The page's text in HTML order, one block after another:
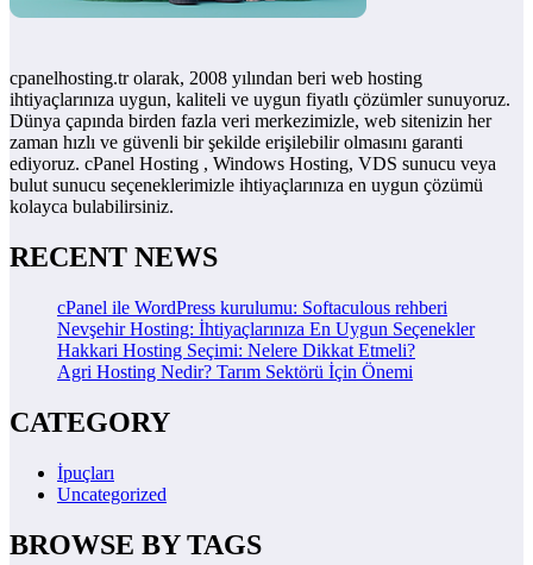
cpanelhosting.tr olarak, 2008 yılından beri web hosting
ihtiyaçlarınıza uygun, kaliteli ve uygun fiyatlı çözümler sunuyoruz.
Dünya çapında birden fazla veri merkezimizle, web sitenizin her
zaman hızlı ve güvenli bir şekilde erişilebilir olmasını garanti
ediyoruz. cPanel Hosting , Windows Hosting, VDS sunucu veya
bulut sunucu seçeneklerimizle ihtiyaçlarınıza en uygun çözümü
kolayca bulabilirsiniz.
RECENT NEWS
cPanel ile WordPress kurulumu: Softaculous rehberi
Nevşehir Hosting: İhtiyaçlarınıza En Uygun Seçenekler
Hakkari Hosting Seçimi: Nelere Dikkat Etmeli?
Agri Hosting Nedir? Tarım Sektörü İçin Önemi
CATEGORY
İpuçları
Uncategorized
BROWSE BY TAGS